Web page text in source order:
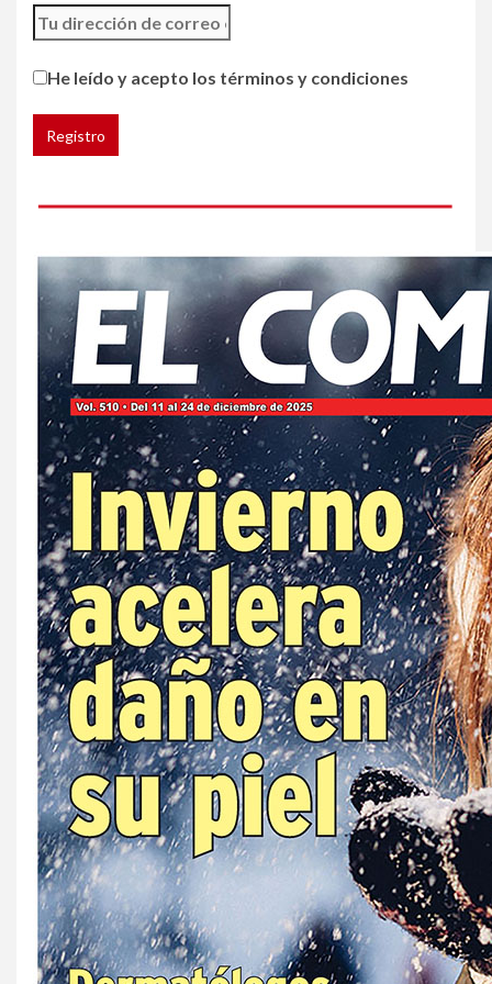
5
HOGAR Y SALUD
Generación Z ignora riesgo
de cáncer al broncearse
He leído y acepto los términos y condiciones